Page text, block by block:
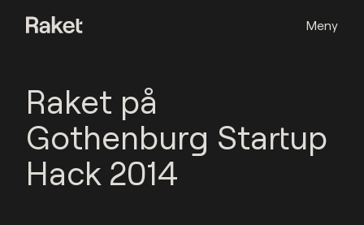
Meny
Raket på
Gothenburg Startup
Hack 2014